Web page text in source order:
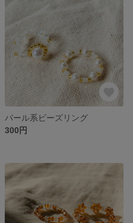
パール系ビーズリング
300円